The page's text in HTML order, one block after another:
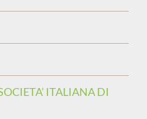
ITALIANA DI